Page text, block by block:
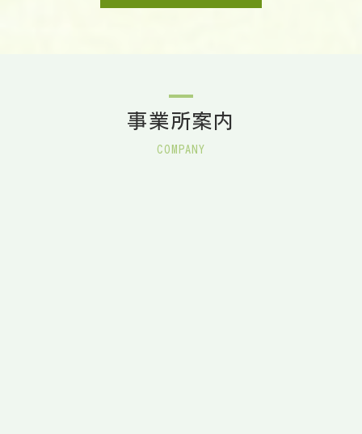
事業所案内
COMPANY